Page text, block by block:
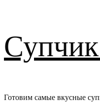
к
содержимому
Готовим самые вкусные